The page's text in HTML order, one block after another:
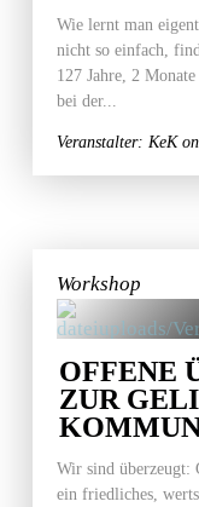
Wie lernt man
nicht so einfach,
127 Jahre, 2
bei der...
Veranstalter: KeK
Workshop
OFFENE
ZUR
Wir sind überzeugt:
ein friedliches,